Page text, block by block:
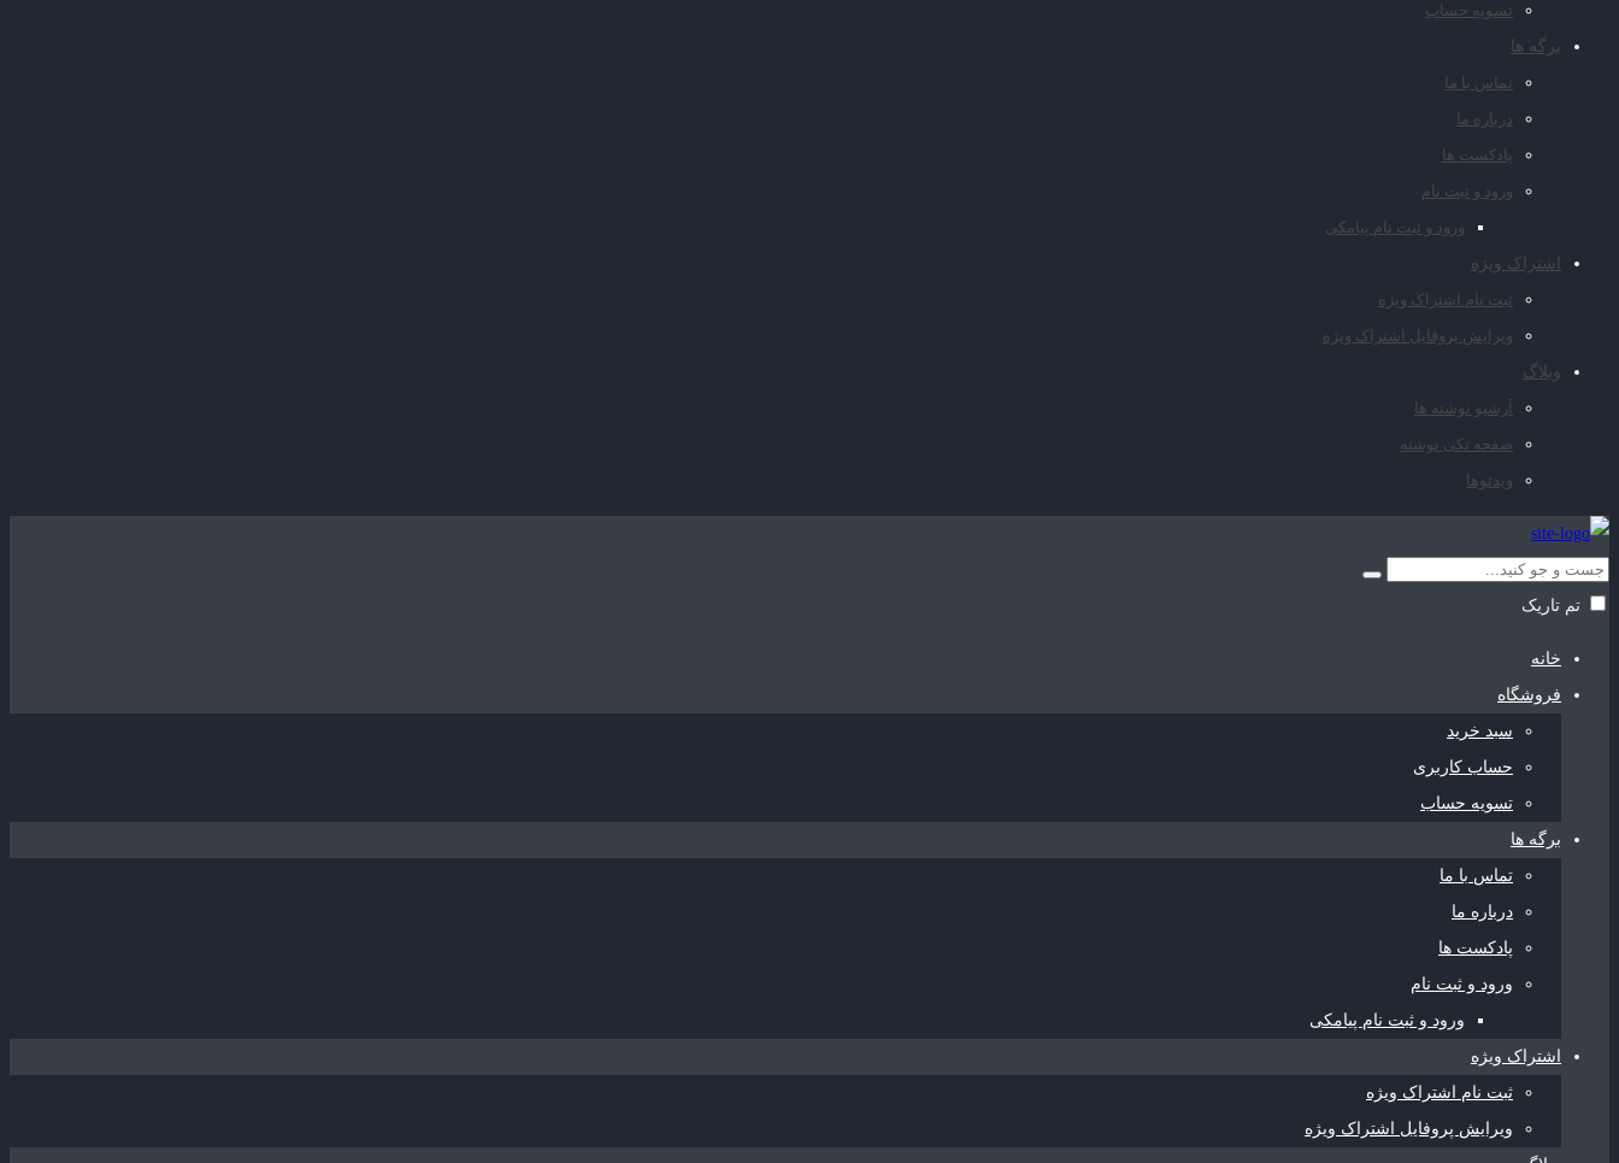
تسویه حساب
برگه ها
تماس با ما
درباره ما
پادکست ها
ورود و ثبت نام
ورود و ثبت نام پیامکی
اشتراک ویژه
ثبت نام اشتراک ویژه
ویرایش پروفایل اشتراک ویژه
وبلاگ
آرشیو نوشته ها
صفحه تکی نوشته
ویدئوها
تم تاریک
خانه
فروشگاه
سبد خرید
حساب کاربری
تسویه حساب
برگه ها
تماس با ما
درباره ما
پادکست ها
ورود و ثبت نام
ورود و ثبت نام پیامکی
اشتراک ویژه
ثبت نام اشتراک ویژه
ویرایش پروفایل اشتراک ویژه